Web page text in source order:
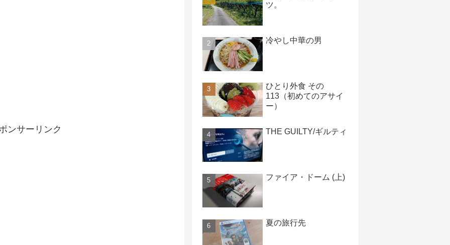
ンサーリンク
ツ。
冷やし中華の男
ひとり外食 その
113（初めてのアサイ
ー）
THE GUILTY/ギルティ
ファイア・ドーム (上)
夏の旅行先